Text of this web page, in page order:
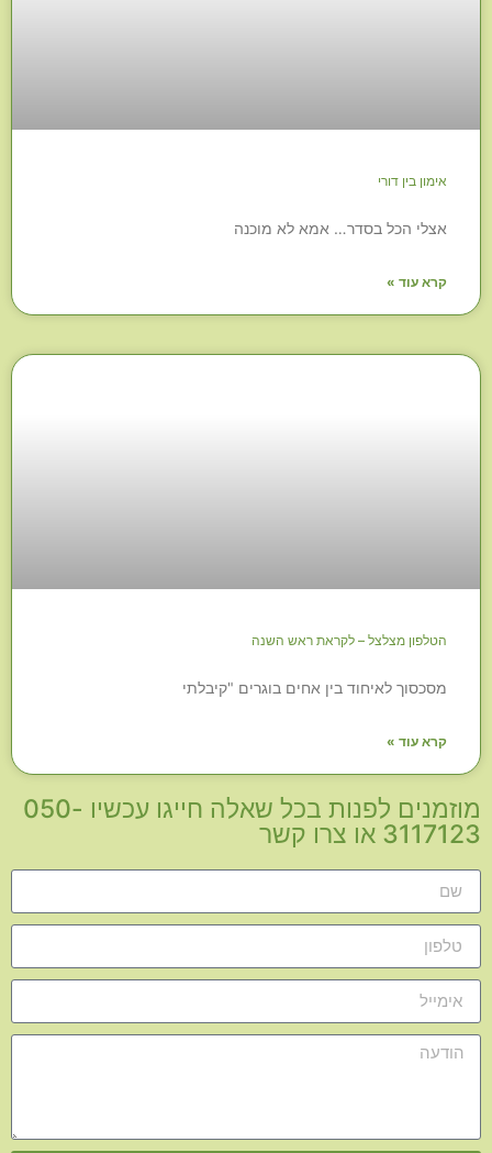
אימון בין דורי
אצלי הכל בסדר… אמא לא מוכנה
קרא עוד »
הטלפון מצלצל – לקראת ראש השנה
מסכסוך לאיחוד בין אחים בוגרים "קיבלתי
קרא עוד »
מוזמנים לפנות בכל שאלה חייגו עכשיו 050-
3117123 או צרו קשר